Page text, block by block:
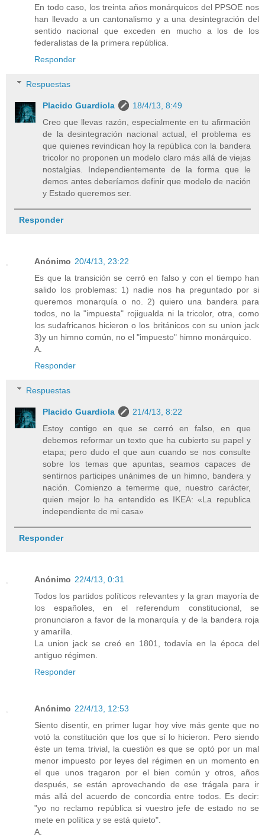
En todo caso, los treinta años monárquicos del PPSOE nos
han llevado a un cantonalismo y a una desintegración del
sentido nacional que exceden en mucho a los de los
federalistas de la primera república.
Responder
Respuestas
Placido Guardiola
18/4/13, 8:49
Creo que llevas razón, especialmente en tu afirmación
de la desintegración nacional actual, el problema es
que quienes revindican hoy la república con la bandera
tricolor no proponen un modelo claro más allá de viejas
nostalgias. Independientemente de la forma que le
demos antes deberíamos definir que modelo de nación
y Estado queremos ser.
Responder
Anónimo 20/4/13, 23:22
Es que la transición se cerró en falso y con el tiempo han
salido los problemas: 1) nadie nos ha preguntado por si
queremos monarquía o no. 2) quiero una bandera para
todos, no la "impuesta" rojigualda ni la tricolor, otra, como
los sudafricanos hicieron o los británicos con su union jack
3)y un himno común, no el "impuesto" himno monárquico.
A.
Responder
Respuestas
Placido Guardiola
21/4/13, 8:22
Estoy contigo en que se cerró en falso, en que
debemos reformar un texto que ha cubierto su papel y
etapa; pero dudo el que aun cuando se nos consulte
sobre los temas que apuntas, seamos capaces de
sentirnos participes unánimes de un himno, bandera y
nación. Comienzo a temerme que, nuestro carácter,
quien mejor lo ha entendido es IKEA: «La republica
independiente de mi casa»
Responder
Anónimo 22/4/13, 0:31
Todos los partidos políticos relevantes y la gran mayoría de
los españoles, en el referendum constitucional, se
pronunciaron a favor de la monarquía y de la bandera roja
y amarilla.
La union jack se creó en 1801, todavía en la época del
antiguo régimen.
Responder
Anónimo 22/4/13, 12:53
Siento disentir, en primer lugar hoy vive más gente que no
votó la constitución que los que sí lo hicieron. Pero siendo
éste un tema trivial, la cuestión es que se optó por un mal
menor impuesto por leyes del régimen en un momento en
el que unos tragaron por el bien común y otros, años
después, se están aprovechando de ese trágala para ir
más allá del acuerdo de concordia entre todos. Es decir:
"yo no reclamo república si vuestro jefe de estado no se
mete en política y se está quieto".
A.